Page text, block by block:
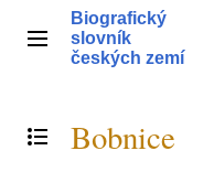
obsahHlavní menu
Biografický
slovník
českých zemí
Přepnout obsah
Bobnice